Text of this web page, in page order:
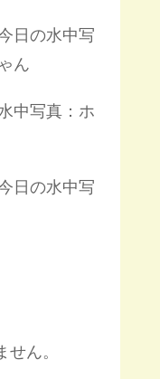
日の水中写
ん
中写真：ホ
日の水中写
ん。